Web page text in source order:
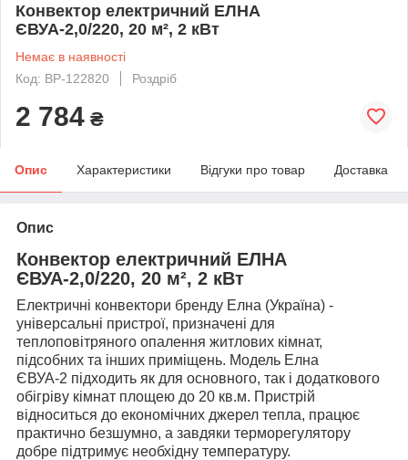
Конвектор електричний ЕЛНА
ЄВУА-2,0/220, 20 м², 2 кВт
Немає в наявності
Код: BP-122820
Роздріб
2 784 ₴
Опис Характеристики Відгуки про товар Доставка
Опис
Конвектор електричний ЕЛНА
ЄВУА-2,0/220, 20 м², 2 кВт
Електричні конвектори бренду Елна (Україна) -
універсальні пристрої, призначені для
теплоповітряного опалення житлових кімнат,
підсобних та інших приміщень. Модель Елна
ЄВУА-2 підходить як для основного, так і додаткового
обігріву кімнат площею до 20 кв.м. Пристрій
відноситься до економічних джерел тепла, працює
практично безшумно, а завдяки терморегулятору
добре підтримує необхідну температуру.